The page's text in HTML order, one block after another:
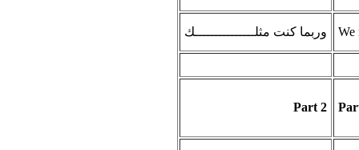
وربما كنت مثلـــــــــــــــك We
Part 2